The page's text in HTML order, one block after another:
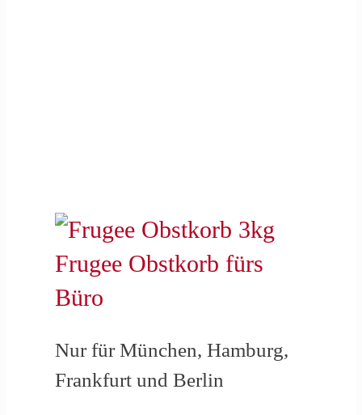
Frugee Obstkorb fürs
Büro
Nur für München, Hamburg,
Frankfurt und Berlin